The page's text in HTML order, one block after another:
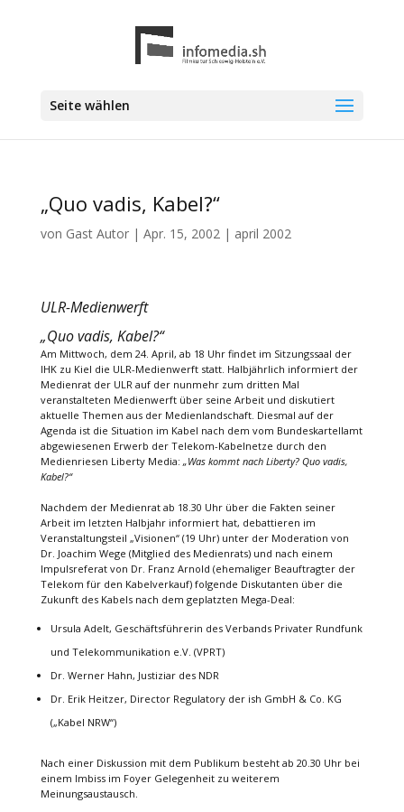
Seite wählen
„Quo vadis, Kabel?“
von Gast Autor| Apr. 15, 2002| april 2002
ULR-Medienwerft
„Quo vadis, Kabel?“
Am Mittwoch, dem 24. April, ab 18 Uhr findet im Sitzungssaal der
IHK zu Kiel die ULR-Medienwerft statt. Halbjährlich informiert der
Medienrat der ULR auf der nunmehr zum dritten Mal
veranstalteten Medienwerft über seine Arbeit und diskutiert
aktuelle Themen aus der Medienlandschaft. Diesmal auf der
Agenda ist die Situation im Kabel nach dem vom Bundeskartellamt
abgewiesenen Erwerb der Telekom-Kabelnetze durch den
Medienriesen Liberty Media: „Was kommt nach Liberty? Quo vadis,
Kabel?“
Nachdem der Medienrat ab 18.30 Uhr über die Fakten seiner
Arbeit im letzten Halbjahr informiert hat, debattieren im
Veranstaltungsteil „Visionen“ (19 Uhr) unter der Moderation von
Dr. Joachim Wege (Mitglied des Medienrats) und nach einem
Impulsreferat von Dr. Franz Arnold (ehemaliger Beauftragter der
Telekom für den Kabelverkauf) folgende Diskutanten über die
Zukunft des Kabels nach dem geplatzten Mega-Deal:
Ursula Adelt, Geschäftsführerin des Verbands Privater Rundfunk
und Telekommunikation e.V. (VPRT)
Dr. Werner Hahn, Justiziar des NDR
Dr. Erik Heitzer, Director Regulatory der ish GmbH & Co. KG
(„Kabel NRW“)
Nach einer Diskussion mit dem Publikum besteht ab 20.30 Uhr bei
einem Imbiss im Foyer Gelegenheit zu weiterem
Meinungsaustausch.